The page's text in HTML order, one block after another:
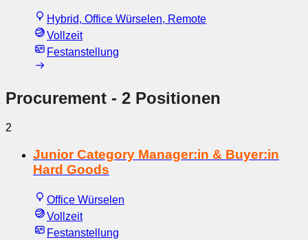
Hybrid, Office Würselen, Remote
Vollzeit
Festanstellung
Procurement - 2 Positionen
2
Junior Category Manager:in & Buyer:in
Hard Goods
Office Würselen
Vollzeit
Festanstellung